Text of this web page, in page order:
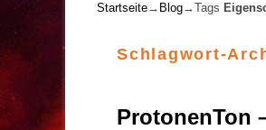
Startseite→ Blog→Tags
Schlagwort-
ProtonenTon